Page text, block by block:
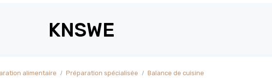
KNSWE
alimentaire Préparation spécialisée Balance de cuisine